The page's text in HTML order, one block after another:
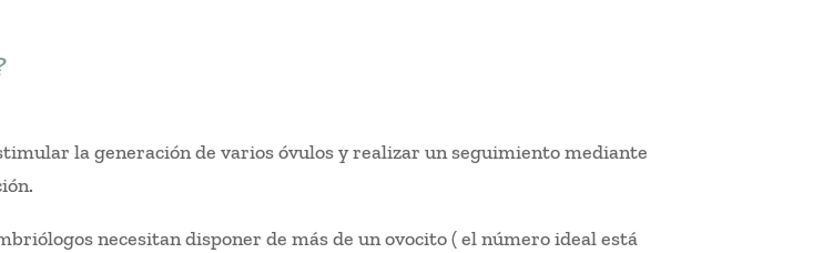
la generación de varios óvulos y realizar un seguimiento mediante
necesitan disponer de más de un ovocito ( el número ideal está